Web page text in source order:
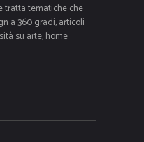
tratta tematiche che
a 360 gradi, articoli
su arte, home